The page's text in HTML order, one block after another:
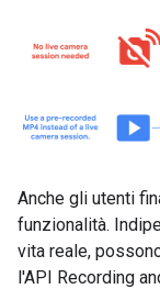
Anche gli utenti
funzionalità.
vita reale,
l'API Recording